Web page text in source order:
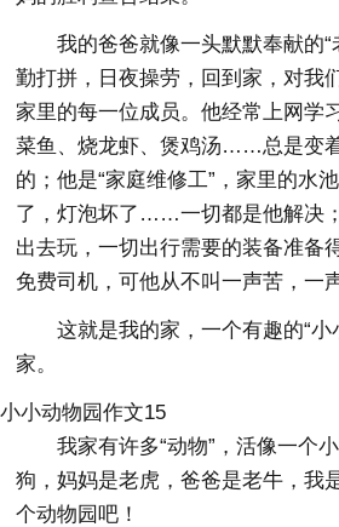
我的爸爸就像一头默默奉献的
勤打拼，日夜操劳，回到家，对我
家里的每一位成员。他经常上网学
菜鱼、烧龙虾、煲鸡汤……总是变
的；他是“家庭维修工”，家里的水
了，灯泡坏了……一切都是他解决
出去玩，一切出行需要的装备准备
免费司机，可他从不叫一声苦，一
这就是我的家，一个有趣的“小
家。
小小动物园作文15
我家有许多“动物”，活像一个
狗，妈妈是老虎，爸爸是老牛，我
个动物园吧！